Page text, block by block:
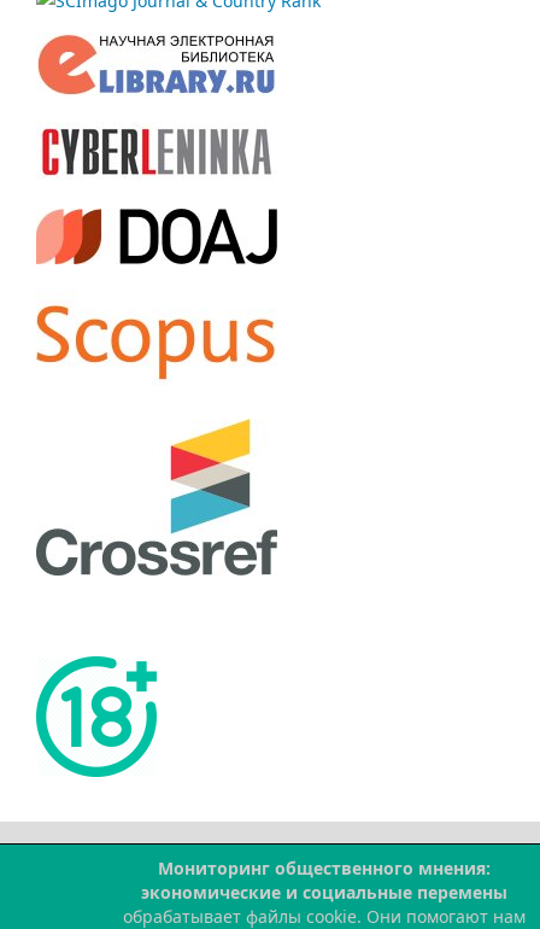
Мониторинг общественного мнения:
экономические и социальные перемены
обрабатывает файлы cookie. Они помогают нам